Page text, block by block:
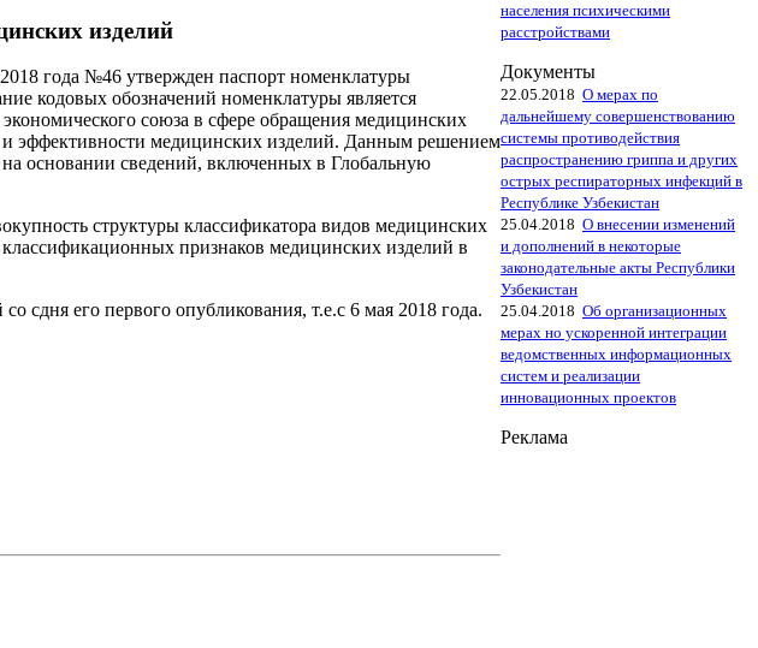
изделий
года №46 утвержден паспорт номенклатуры
кодовых обозначений номенклатуры является
союза в сфере обращения медицинских
и эффективности медицинских изделий. Данным решением
основании сведений, включенных в Глобальную
структуры классификатора видов медицинских
признаков медицинских изделий в
сдня его первого опубликования, т.е.с 6 мая 2018 года.
населения психическими
расстройствами
Документы
22.05.2018 О мерах по
дальнейшему совершенствованию
системы противодействия
распространению гриппа и других
острых респираторных инфекций в
Республике Узбекистан
25.04.2018 О внесении изменений
и дополнений в некоторые
законодательные акты Республики
Узбекистан
25.04.2018 Об организационных
мерах но ускоренной интеграции
ведомственных информационных
систем и реализации
инновационных проектов
Реклама